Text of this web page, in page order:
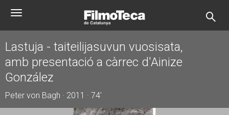
Toggle
Lastuja - taiteilijasuvun vuosisata,
amb presentació a càrrec d'Ainize
González
Peter von Bagh · 2011 · 74'